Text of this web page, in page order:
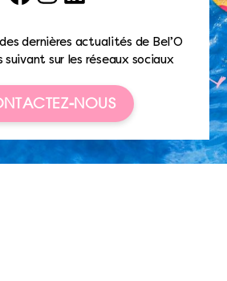
dernières actualités de Bel’O
suivant sur les réseaux sociaux
NOUS